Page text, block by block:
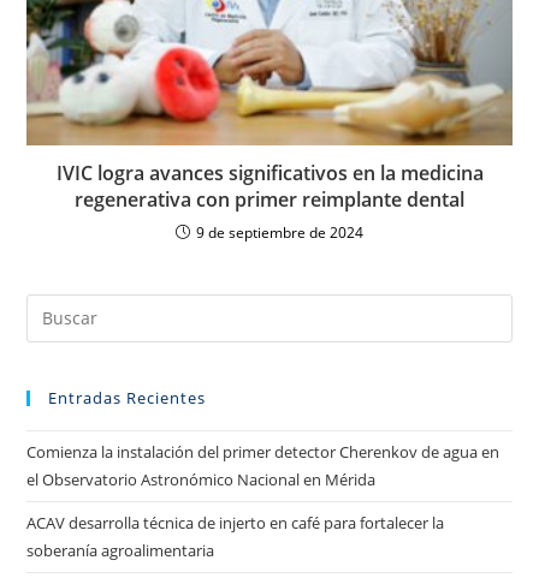
IVIC logra avances significativos en la medicina
regenerativa con primer reimplante dental
9 de septiembre de 2024
Entradas Recientes
Comienza la instalación del primer detector Cherenkov de agua en
el Observatorio Astronómico Nacional en Mérida
ACAV desarrolla técnica de injerto en café para fortalecer la
soberanía agroalimentaria